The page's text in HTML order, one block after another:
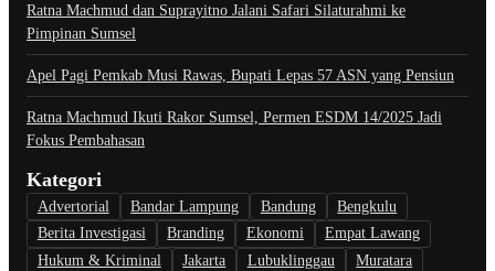
Ratna Machmud dan Suprayitno Jalani Safari Silaturahmi ke
Pimpinan Sumsel
Apel Pagi Pemkab Musi Rawas, Bupati Lepas 57 ASN yang Pensiun
Ratna Machmud Ikuti Rakor Sumsel, Permen ESDM 14/2025 Jadi
Fokus Pembahasan
Kategori
Advertorial Bandar Lampung Bandung
Bengkulu
Berita Investigasi
Branding Ekonomi
Empat Lawang
Hukum & Kriminal
Jakarta Lubuklinggau Muratara